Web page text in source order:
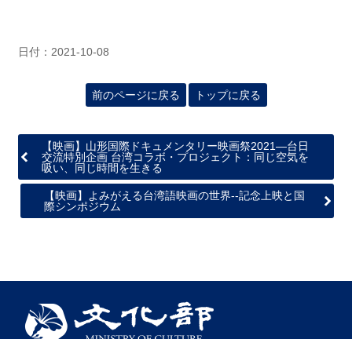
ク
ム
イ
マ
日付：2021-10-08
前のページに戻る トップに戻る
【映画】山形国際ドキュメンタリー映画祭2021—台日
交流特別企画 台湾コラボ・プロジェクト：同じ空気を
吸い、同じ時間を生きる
【映画】よみがえる台湾語映画の世界--記念上映と国
際シンポジウム